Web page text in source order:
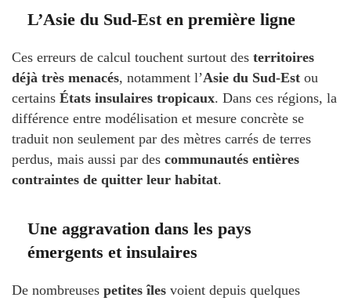
L’Asie du Sud-Est en première ligne
Ces erreurs de calcul touchent surtout des territoires
déjà très menacés, notamment l’Asie du Sud-Est ou
certains États insulaires tropicaux. Dans ces régions, la
différence entre modélisation et mesure concrète se
traduit non seulement par des mètres carrés de terres
perdus, mais aussi par des communautés entières
contraintes de quitter leur habitat.
Une aggravation dans les pays
émergents et insulaires
De nombreuses petites îles voient depuis quelques